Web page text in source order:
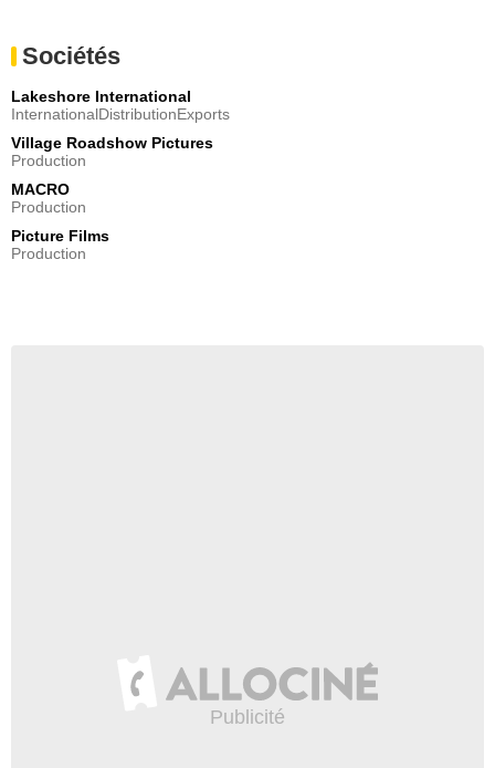
Sociétés
Lakeshore International
InternationalDistributionExports
Village Roadshow Pictures
Production
MACRO
Production
Picture Films
Production